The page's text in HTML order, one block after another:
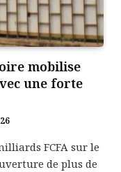
mobilise
une forte
FCFA sur le
de plus de